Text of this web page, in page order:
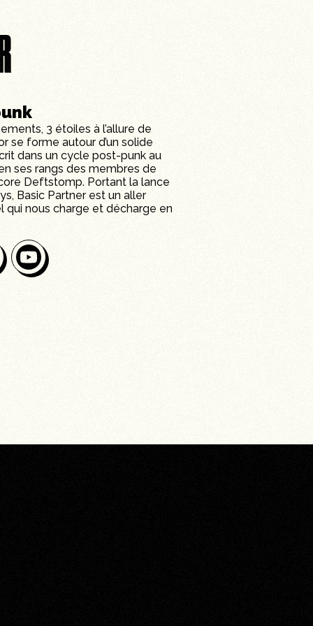
3 étoiles à l’allure de
se forme autour d’un solide
dans un cycle post-punk au
ses rangs des membres de
Deftstomp. Portant la lance
Basic Partner est un aller
qui nous charge et décharge en